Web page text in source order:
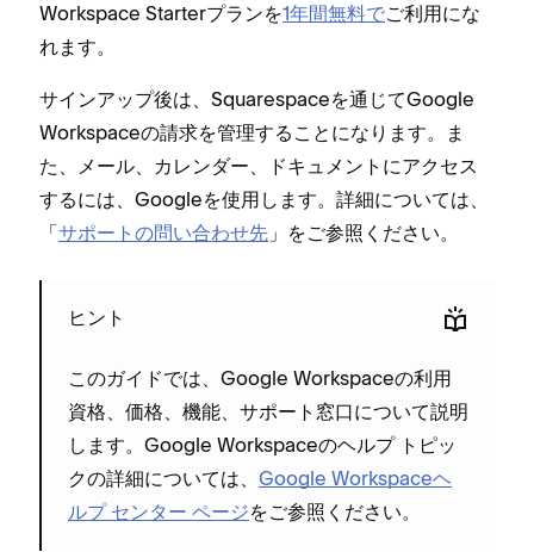
Workspace Starterプランを1年間無料でご利用にな
れます⁠。
サインア⁠ップ後は⁠、Squarespaceを通じてGoogle
Workspaceの請求を管理することになります⁠。ま
た⁠、メ⁠ール⁠、カレンダ⁠ー⁠、ドキ⁠ュメントにアクセス
するには⁠、Googleを使用します⁠。詳細については⁠、
「⁠サポ⁠ートの問い合わせ先 ⁠」をご参照ください⁠。
ヒント
このガイドでは⁠、Google Workspaceの利用
資格⁠、価格⁠、機能⁠、サポ⁠ート窓口について説明
します⁠。Google Workspaceのヘルプ トピ⁠ッ
クの詳細については⁠、 Google Workspaceヘ
ルプ センタ⁠ー ペ⁠ージをご参照ください⁠。